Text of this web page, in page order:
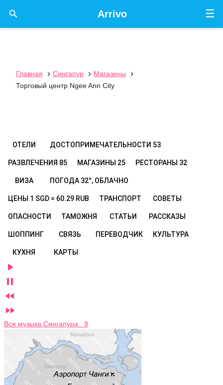
☰
Arrivo

Главная  Сингапур  Магазины

Торговый центр Ngee Ann City
ОТЕЛИ ДОСТОПРИМЕЧАТЕЛЬНОСТИ 53
РАЗВЛЕЧЕНИЯ 85 МАГАЗИНЫ 25 РЕСТОРАНЫ 32
ВИЗА ПОГОДА 32°, ОБЛАЧНО
ЦЕНЫ 1 SGD = 60.29 RUB ТРАНСПОРТ СОВЕТЫ
ОПАСНОСТИ ТАМОЖНЯ СТАТЬИ РАССКАЗЫ
ШОППИНГ СВЯЗЬ ПЕРЕВОДЧИК КУЛЬТУРА
КУХНЯ КАРТЫ




Вся музыка Сингапура 9